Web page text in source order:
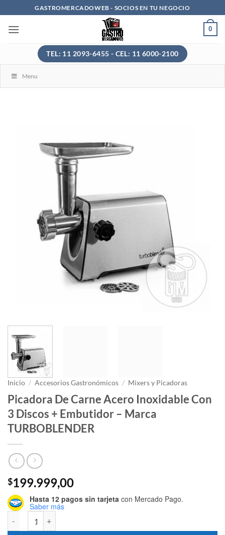
al
contenido
GASTROMERCADOWEB - SOCIOS EN TU NEGOCIO
0
TEL: 11 2093-6455 - CEL: 11 6000-2100
Menu
Inicio / Accesorios Gastronómicos / Mixers y Picadoras
Picadora De Carne Acero Inoxidable Con
3 Discos + Embutidor – Marca
TURBOBLENDER
$199.999,00
Hasta 12 pagos sin tarjeta con Mercado Pago.
Saber más